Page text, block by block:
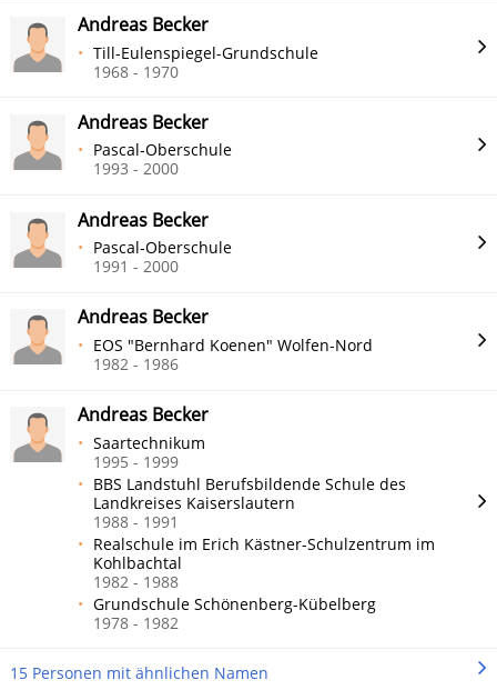
Andreas Becker
Till-Eulenspiegel-Grundschule
1968 - 1970
Andreas Becker
Pascal-Oberschule
1993 - 2000
Andreas Becker
Pascal-Oberschule
1991 - 2000
Andreas Becker
EOS "Bernhard Koenen" Wolfen-Nord
1982 - 1986
Andreas Becker
Saartechnikum
1995 - 1999
BBS Landstuhl Berufsbildende Schule des
Landkreises Kaiserslautern
1988 - 1991
Realschule im Erich Kästner-Schulzentrum im
Kohlbachtal
1982 - 1988
Grundschule Schönenberg-Kübelberg
1978 - 1982
15 Personen mit ähnlichen Namen